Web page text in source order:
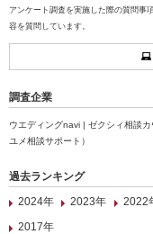
アンケート調査を実施した際の質問事
容を質問しています。
調査企業
ウエディングnavi | ゼクシィ相談
ユメ相談サポート）
過去ランキング
2024年
2023年 2022
2017年